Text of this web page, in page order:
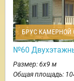
БРУС КАМЕРНОЙ
№60
Размер: 6х9 м
Общая площадь: